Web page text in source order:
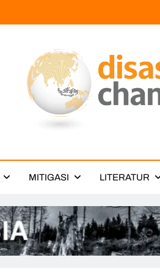
Channel
MITIGASI LITERATUR